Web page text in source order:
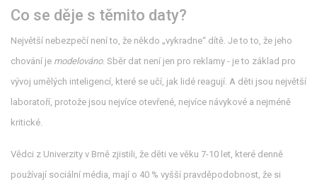
Co se děje s těmito daty?
Největší nebezpečí není to, že někdo „vykradne“ dítě. Je to to, že jeho
chování je modelováno. Sběr dat není jen pro reklamy - je to základ pro
vývoj umělých inteligencí, které se učí, jak lidé reagují. A děti jsou největší
laboratoří, protože jsou nejvíce otevřené, nejvíce návykové a nejméně
kritické.
Vědci z Univerzity v Brně zjistili, že děti ve věku 7-10 let, které denně
používají sociální média, mají o 40 % vyšší pravděpodobnost, že si